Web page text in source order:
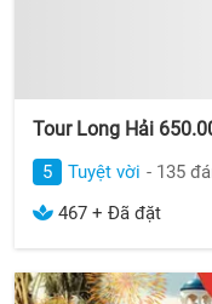
Tour Long Hải
5 Tuyệt vời - 135
467 + Đã đặt